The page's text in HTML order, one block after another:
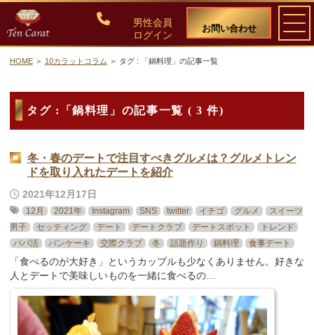
男性会員
ログイン
お問い合わせ
料金・入会案内
会員比率『１：１０』にこだわる理由
教養ある女性の募集に注力しています
50代・60代のための後悔しない選び方
女性会員の紹介
男性会員様の声
HOME 10カラットコラム タグ : 「鍋料理」の記事一覧
タグ :「鍋料理」の記事一覧 ( 3 件)
冬・春のデートで注目すべきグルメは？グルメトレン
ドを取り入れたデートを紹介
2021年12月17日
12月 2021年 Instagram SNS twitter イチゴ グルメ
スイーツ
男子
セッティング デート デートクラブ デートスポット
トレンド
パパ活
パンケーキ 交際クラブ 冬 話題作り 鍋料理 食事デート
「食べるのが大好き」というカップルも少なくありません。好きな
人とデートで美味しいものを一緒に食べるの…